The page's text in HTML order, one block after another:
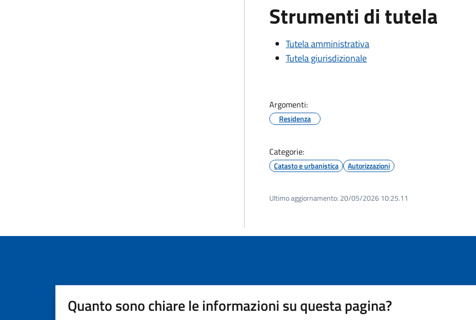
Strumenti di tutela
Tutela amministrativa
Tutela giurisdizionale
Argomenti:
Residenza
Categorie:
Catasto e urbanistica Autorizzazioni
Ultimo aggiornamento: 20/05/2026 10:25.11
Quanto sono chiare le informazioni su questa pagina?